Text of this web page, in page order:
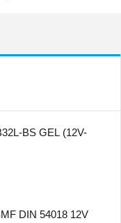
BS GEL (12V-
DIN 54018 12V